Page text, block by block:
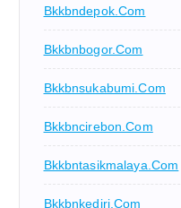
Bkkbndepok.com
Bkkbnbogor.com
Bkkbnsukabumi.com
Bkkbncirebon.com
Bkkbntasikmalaya.com
Bkkbnkediri.com